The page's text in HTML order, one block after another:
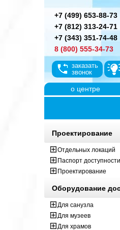
+7 (499) 653-88-73
+7 (812) 313-24-71
+7 (343) 351-74-48
8 (800) 555-34-73
заказать
звонок
о центре
Проектирование
Отдельных локаций
Паспорт доступности
Проектирование
Оборудование
Для санузла
Для музеев
Для храмов